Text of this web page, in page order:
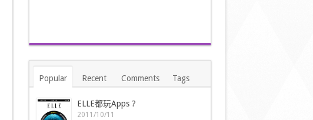
Popular Recent Comments Tags
ELLE都玩Apps ?
2011/10/11